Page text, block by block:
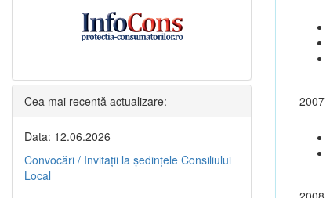
2007
Cea mai recentă actualizare:
Data: 12.06.2026
Convocări / Invitaţii la şedinţele Consiliului
Local